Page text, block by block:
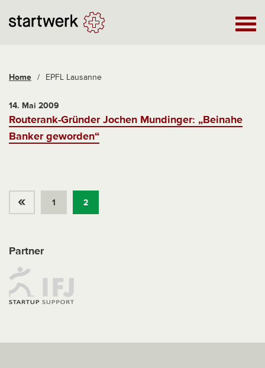
Home / EPFL Lausanne
14. Mai 2009
Routerank-Gründer Jochen Mundinger: „Beinahe
Banker geworden“
« 1 2
Partner